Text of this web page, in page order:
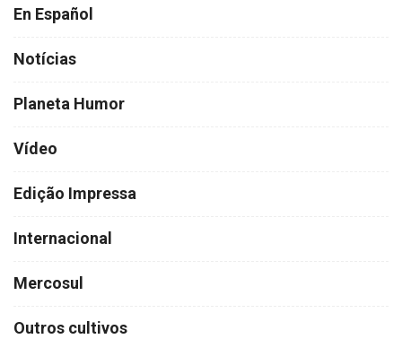
En Español
Notícias
Planeta Humor
Vídeo
Edição Impressa
Internacional
Mercosul
Outros cultivos